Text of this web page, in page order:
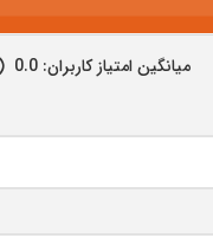
میانگین امتیاز کاربران: 0.0 (0 رای)